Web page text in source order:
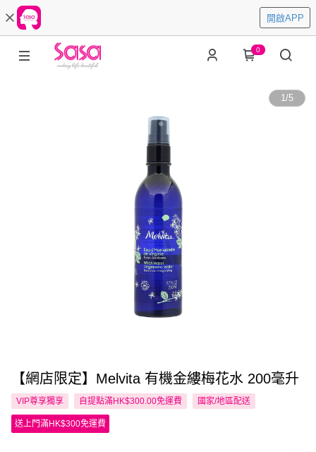
開啟APP
0
1/5
【網店限定】Melvita 有機金縷梅花水 200毫升
VIP尊享獨享 自提點滿HK$300.00免運費 國家/地區配送
送上門滿HK$300免運費